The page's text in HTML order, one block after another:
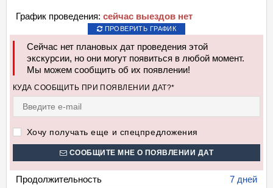
График проведения: сейчас выездов нет
ПРОВЕРИТЬ ГРАФИК
Сейчас нет плановых дат проведения этой
экскурсии, но они могут появиться в любой момент.
Мы можем сообщить об их появлении!
КУДА СООБЩИТЬ ПРИ ПОЯВЛЕНИИ ДАТ?*
Хочу получать еще и спецпредложения
СООБЩИТЕ МНЕ О ПОЯВЛЕНИИ ДАТ
Продолжительность
7 дней